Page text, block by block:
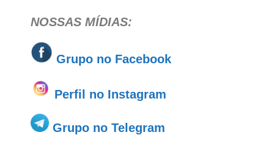
NOSSAS MÍDIAS:
Grupo no Facebook
Perfil no Instagram
Grupo no Telegram